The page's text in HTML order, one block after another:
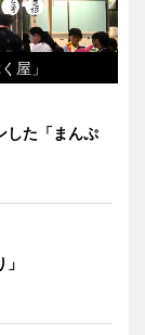
屋」
した「まんぷ